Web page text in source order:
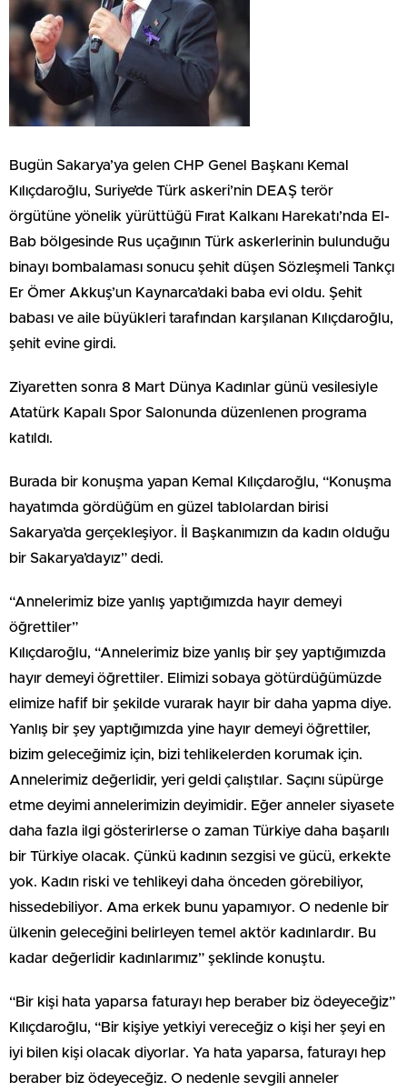
Bugün Sakarya’ya gelen CHP Genel Başkanı Kemal
Kılıçdaroğlu, Suriye’de Türk askeri’nin DEAŞ terör
örgütüne yönelik yürüttüğü Fırat Kalkanı Harekatı’nda El-
Bab bölgesinde Rus uçağının Türk askerlerinin bulunduğu
binayı bombalaması sonucu şehit düşen Sözleşmeli Tankçı
Er Ömer Akkuş’un Kaynarca’daki baba evi oldu. Şehit
babası ve aile büyükleri tarafından karşılanan Kılıçdaroğlu,
şehit evine girdi.
Ziyaretten sonra 8 Mart Dünya Kadınlar günü vesilesiyle
Atatürk Kapalı Spor Salonunda düzenlenen programa
katıldı.
Burada bir konuşma yapan Kemal Kılıçdaroğlu, “Konuşma
hayatımda gördüğüm en güzel tablolardan birisi
Sakarya’da gerçekleşiyor. İl Başkanımızın da kadın olduğu
bir Sakarya’dayız” dedi.
“Annelerimiz bize yanlış yaptığımızda hayır demeyi
öğrettiler”
Kılıçdaroğlu, “Annelerimiz bize yanlış bir şey yaptığımızda
hayır demeyi öğrettiler. Elimizi sobaya götürdüğümüzde
elimize hafif bir şekilde vurarak hayır bir daha yapma diye.
Yanlış bir şey yaptığımızda yine hayır demeyi öğrettiler,
bizim geleceğimiz için, bizi tehlikelerden korumak için.
Annelerimiz değerlidir, yeri geldi çalıştılar. Saçını süpürge
etme deyimi annelerimizin deyimidir. Eğer anneler siyasete
daha fazla ilgi gösterirlerse o zaman Türkiye daha başarılı
bir Türkiye olacak. Çünkü kadının sezgisi ve gücü, erkekte
yok. Kadın riski ve tehlikeyi daha önceden görebiliyor,
hissedebiliyor. Ama erkek bunu yapamıyor. O nedenle bir
ülkenin geleceğini belirleyen temel aktör kadınlardır. Bu
kadar değerlidir kadınlarımız” şeklinde konuştu.
“Bir kişi hata yaparsa faturayı hep beraber biz ödeyeceğiz”
Kılıçdaroğlu, “Bir kişiye yetkiyi vereceğiz o kişi her şeyi en
iyi bilen kişi olacak diyorlar. Ya hata yaparsa, faturayı hep
beraber biz ödeyeceğiz. O nedenle sevgili anneler